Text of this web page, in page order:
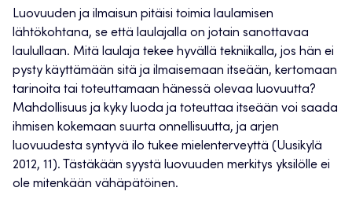
Luovuuden ja ilmaisun pitäisi toimia laulamisen
lähtökohtana, se että laulajalla on jotain sanottavaa
laulullaan. Mitä laulaja tekee hyvällä tekniikalla, jos hän ei
pysty käyttämään sitä ja ilmaisemaan itseään, kertomaan
tarinoita tai toteuttamaan hänessä olevaa luovuutta?
Mahdollisuus ja kyky luoda ja toteuttaa itseään voi saada
ihmisen kokemaan suurta onnellisuutta, ja arjen
luovuudesta syntyvä ilo tukee mielenterveyttä (Uusikylä
2012, 11). Tästäkään syystä luovuuden merkitys yksilölle ei
ole mitenkään vähäpätöinen.